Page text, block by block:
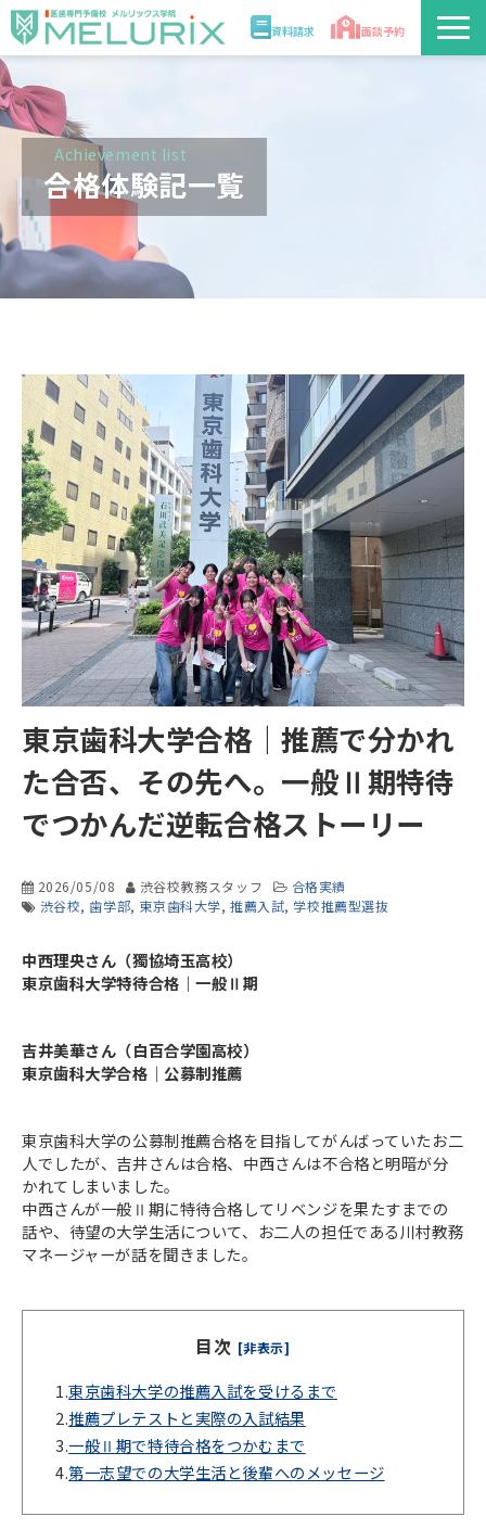
資料請求 面談予約
説明会/講座
校舎情報
入学案内
合格実績・合格体験記
医学部解答速報2026
Achievement list
合格体験記一覧
東京歯科大学合格｜推薦で分かれ
た合否、その先へ。一般Ⅱ期特待
でつかんだ逆転合格ストーリー
2026/05/08 渋谷校教務スタッフ
合格実績
渋谷校 歯学部 東京歯科大学 推薦入試 学校推薦型選抜
中西理央さん（獨協埼玉高校）
東京歯科大学特待合格｜一般Ⅱ期
吉井美華さん（白百合学園高校）
東京歯科大学合格｜公募制推薦
東京歯科大学の公募制推薦合格を目指してがんばっていたお二
人でしたが、吉井さんは合格、中西さんは不合格と明暗が分
かれてしまいました。
中西さんが一般Ⅱ期に特待合格してリベンジを果たすまでの
話や、待望の大学生活について、お二人の担任である川村教務
マネージャーが話を聞きました。
目次 [非表示]
1.東京歯科大学の推薦入試を受けるまで
2.推薦プレテストと実際の入試結果
3.一般Ⅱ期で特待合格をつかむまで
4.第一志望での大学生活と後輩へのメッセージ